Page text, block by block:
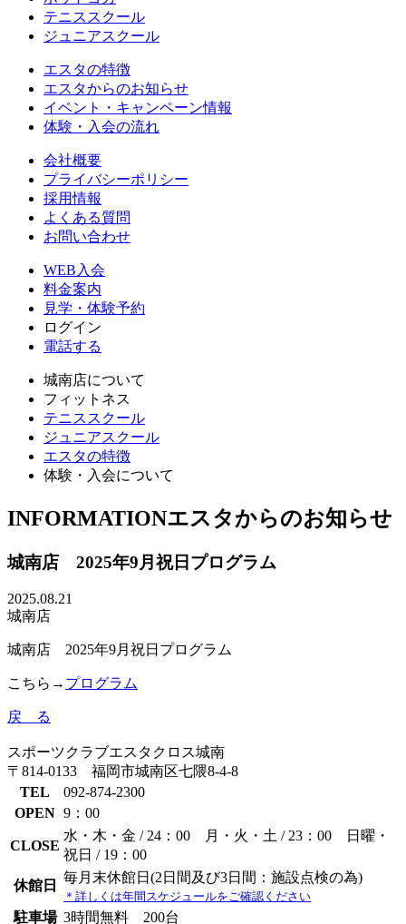
テニススクール
ジュニアスクール
エスタの特徴
エスタからのお知らせ
イベント・キャンペーン情報
体験・入会の流れ
会社概要
プライバシーポリシー
採用情報
よくある質問
お問い合わせ
WEB入会
料金案内
見学・体験予約
ログイン
電話する
城南店について
フィットネス
テニススクール
ジュニアスクール
エスタの特徴
体験・入会について
INFORMATIONエスタからのお知らせ
城南店 2025年9月祝日プログラム
2025.08.21
城南店
城南店 2025年9月祝日プログラム
こちら→ プログラム
戻 る
スポーツクラブエスタクロス城南
〒814-0133 福岡市城南区七隈8-4-8
TEL
092-874-2300
OPEN 9：00
CLOSE
水・木・金 / 24：00 月・火・土 / 23：00
日曜・
祝日 / 19：00
休館日
毎月末休館日(2日間及び3日間：施設点検の為)
＊詳しくは年間スケジュールをご確認ください
駐車場 3時間無料 200台